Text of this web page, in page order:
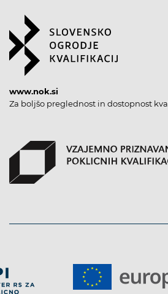
www.nok.si
Za boljšo preglednost in dostopnost